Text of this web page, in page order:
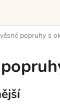
popruhy s